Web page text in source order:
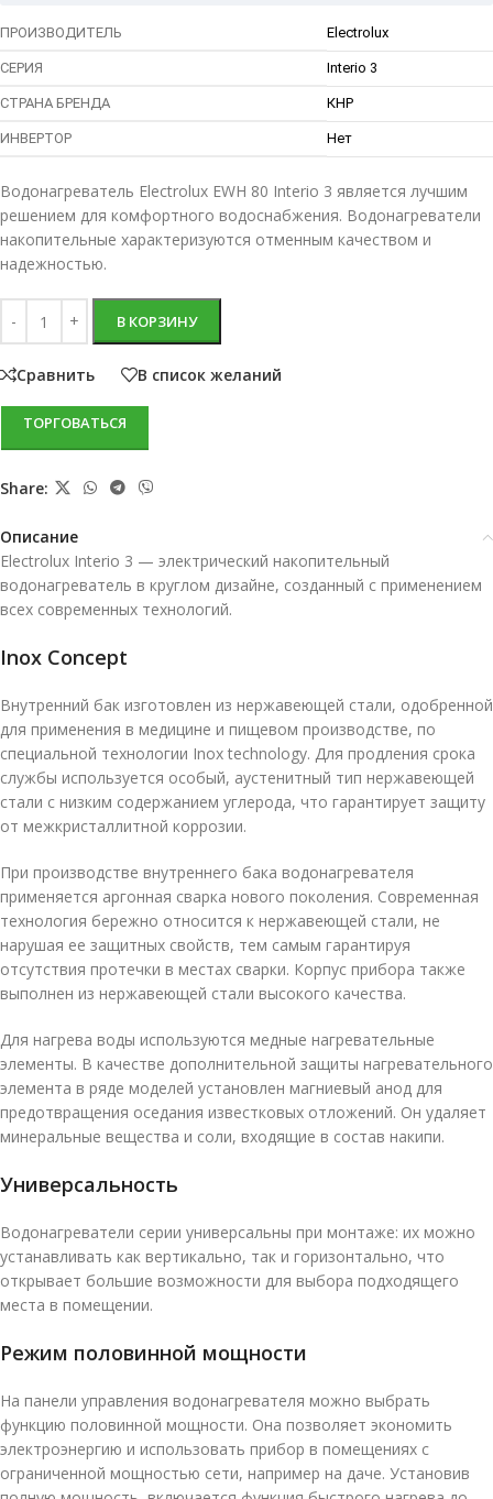
ПРОИЗВОДИТЕЛЬ Electrolux
СЕРИЯ Interio 3
СТРАНА БРЕНДА КНР
ИНВЕРТОР Нет
Водонагреватель Electrolux EWH 80 Interio 3 является лучшим
решением для комфортного водоснабжения. Водонагреватели
накопительные характеризуются отменным качеством и
надежностью.
В КОРЗИНУ
Сравнить В список желаний
ТОРГОВАТЬСЯ
Share:
Описание
Electrolux Interio 3 — электрический накопительный
водонагреватель в круглом дизайне, созданный с применением
всех современных технологий.
Inox Concept
Внутренний бак изготовлен из нержавеющей стали, одобренной
для применения в медицине и пищевом производстве, по
специальной технологии Inox technology. Для продления срока
службы используется особый, аустенитный тип нержавеющей
стали с низким содержанием углерода, что гарантирует защиту
от межкристаллитной коррозии.
При производстве внутреннего бака водонагревателя
применяется аргонная сварка нового поколения. Современная
технология бережно относится к нержавеющей стали, не
нарушая ее защитных свойств, тем самым гарантируя
отсутствия протечки в местах сварки. Корпус прибора также
выполнен из нержавеющей стали высокого качества.
Для нагрева воды используются медные нагревательные
элементы. В качестве дополнительной защиты нагревательного
элемента в ряде моделей установлен магниевый анод для
предотвращения оседания известковых отложений. Он удаляет
минеральные вещества и соли, входящие в состав накипи.
Универсальность
Водонагреватели серии универсальны при монтаже: их можно
устанавливать как вертикально, так и горизонтально, что
открывает большие возможности для выбора подходящего
места в помещении.
Режим половинной мощности
На панели управления водонагревателя можно выбрать
функцию половинной мощности. Она позволяет экономить
электроэнергию и использовать прибор в помещениях с
ограниченной мощностью сети, например на даче. Установив